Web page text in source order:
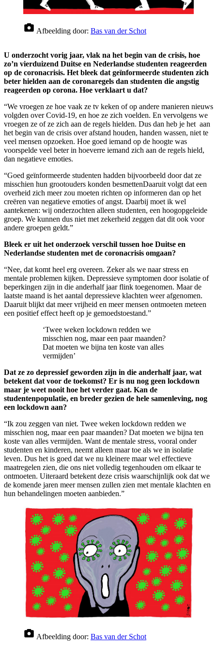
Afbeelding door: Bas van der Schot
U onderzocht vorig jaar, vlak na het begin van de crisis, hoe
zo’n vierduizend Duitse en Nederlandse studenten reageerden
op de coronacrisis. Het bleek dat geïnformeerde studenten zich
beter hielden aan de coronaregels dan studenten die angstig
reageerden op corona. Hoe verklaart u dat?
“We vroegen ze hoe vaak ze tv keken of op andere manieren nieuws
volgden over Covid-19, en hoe ze zich voelden. En vervolgens we
vroegen ze of ze zich aan de regels hielden. Dus dan heb je het aan
het begin van de crisis over afstand houden, handen wassen, niet te
veel mensen opzoeken. Hoe goed iemand op de hoogte was
voorspelde veel beter in hoeverre iemand zich aan de regels hield,
dan negatieve emoties.
“Goed geïnformeerde studenten hadden bijvoorbeeld door dat ze
misschien hun grootouders konden besmettenDaaruit volgt dat een
overheid zich meer zou moeten richten op informeren dan op het
creëren van negatieve emoties of angst. Daarbij moet ik wel
aantekenen: wij onderzochten alleen studenten, een hoogopgeleide
groep. We kunnen dus niet met zekerheid zeggen dat dit ook voor
andere groepen geldt.”
Bleek er uit het onderzoek verschil tussen hoe Duitse en
Nederlandse studenten met de coronacrisis omgaan?
“Nee, dat komt heel erg overeen. Zeker als we naar stress en
mentale problemen kijken. Depressieve symptomen door isolatie of
beperkingen zijn in die anderhalf jaar flink toegenomen. Maar de
laatste maand is het aantal depressieve klachten weer afgenomen.
Daaruit blijkt dat meer vrijheid en meer mensen ontmoeten meteen
een positief effect heeft op je gemoedstoestand.”
‘Twee weken lockdown redden we
misschien nog, maar een paar maanden?
Dat moeten we bijna ten koste van alles
vermijden’
Dat ze zo depressief geworden zijn in die anderhalf jaar, wat
betekent dat voor de toekomst? Er is nu nog geen lockdown
maar je weet nooit hoe het verder gaat. Kan de
studentenpopulatie, en breder gezien de hele samenleving, nog
een lockdown aan?
“Ik zou zeggen van niet. Twee weken lockdown redden we
misschien nog, maar een paar maanden? Dat moeten we bijna ten
koste van alles vermijden. Want de mentale stress, vooral onder
studenten en kinderen, neemt alleen maar toe als we in isolatie
leven. Dus het is goed dat we nu kleinere maar wel effectieve
maatregelen zien, die ons niet volledig tegenhouden om elkaar te
ontmoeten. Uiteraard betekent deze crisis waarschijnlijk ook dat we
de komende jaren meer mensen zullen zien met mentale klachten en
hun behandelingen moeten aanbieden.”
Afbeelding door: Bas van der Schot